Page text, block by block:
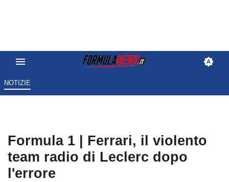
NOTIZIE
Formula 1 | Ferrari, il violento
team radio di Leclerc dopo
l'errore